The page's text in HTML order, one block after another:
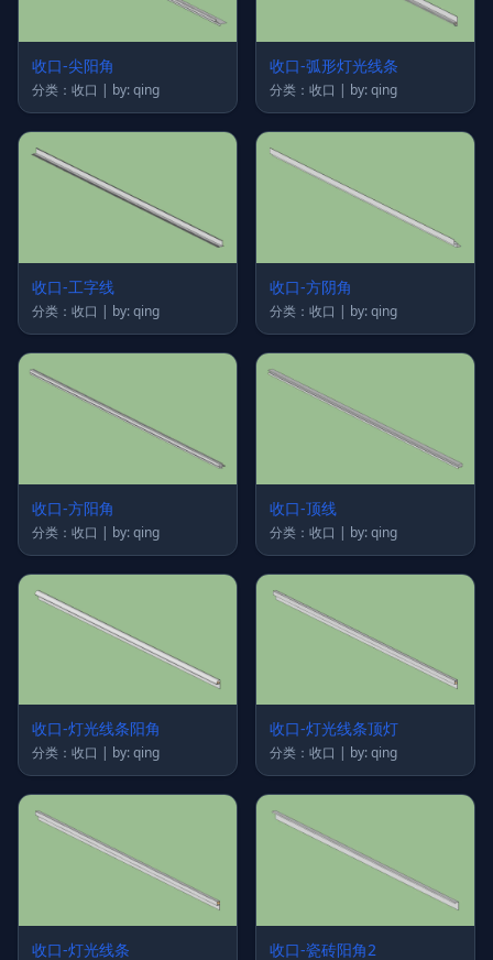
收口-尖阳角
分类：收口 | by: qing
收口-弧形灯光线条
分类：收口 | by: qing
收口-工字线
分类：收口 | by: qing
收口-方阴角
分类：收口 | by: qing
收口-方阳角
分类：收口 | by: qing
收口-顶线
分类：收口 | by: qing
收口-灯光线条阳角
分类：收口 | by: qing
收口-灯光线条顶灯
分类：收口 | by: qing
收口-灯光线条 收口-瓷砖阳角2